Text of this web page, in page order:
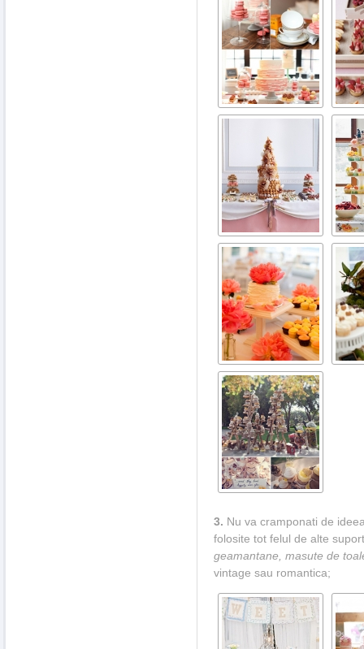
3. Nu va cramponati de
folosite tot felul de alte
geamantane, masute de
vintage sau romantica;